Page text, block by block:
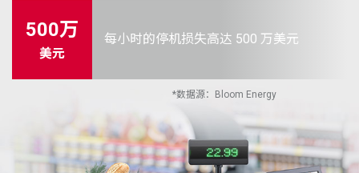
500万
美元
每小时的停机损失高达 500 万美元
*数据源：Bloom Energy